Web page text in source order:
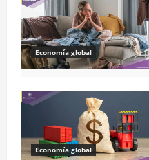
Economía global
Economía global